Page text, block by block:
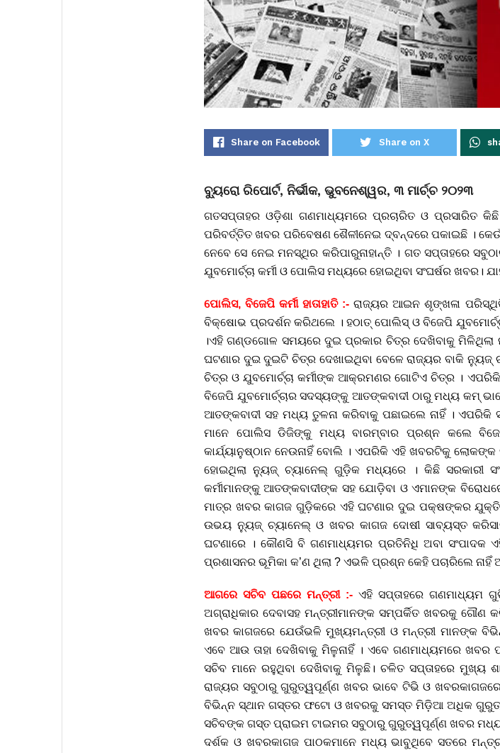
Share on Facebook Share on X
ବ୍ୟୁରୋ ରିପୋର୍ଟ, ନିର୍ଭୀକ, ଭୁବନେଶ୍ୱର, ୩ ମାର୍ଚ୍ଚ ୨୦୨୩
ଗତସପ୍ତାହର ଓଡ଼ିଶା ଗଣମାଧ୍ୟମରେ ପ୍ରଚାରିତ ଓ ପ୍ରସାରିତ
ପରିବର୍ତ୍ତିତ ଖବର ପରିବେଷଣ ଶୈଳୀନେଇ ଦ୍ବନ୍ଦରେ ପକାଇଛି ।
ନେବେ ସେ ନେଇ ମନସ୍ଥିର କରିପାରୁନାହାନ୍ତି । ଗତ ସପ୍ତାହରେ
ଯୁବମୋର୍ଚ୍ଚା କର୍ମୀ ଓ ପୋଲିସ ମଧ୍ୟରେ ହୋଇଥିବା ସଂଘର୍ଷର ଖବର।
ପୋଲିସ, ବିଜେପି କର୍ମୀ ହାତାହାତି :- ରାଜ୍ୟର ଆଇନ ଶୃଙ୍ଖଳା ପରିସ୍ଥିତି
ବିକ୍ଷୋଭ ପ୍ରଦର୍ଶନ କରିଥଲେ । ହଠାତ୍ ପୋଲିସ୍ ଓ ବିଜେପି
।ଏହି ଗଣ୍ଡଗୋଳ ସମୟରେ ଦୁଇ ପ୍ରକାର ଚିତ୍ର ଦେଖିବାକୁ
ଘଟଣାର ଦୁଇ ଦୁଇଟି ଚିତ୍ର ଦେଖାଇଥିବା ବେଳେ ରାଜ୍ୟର ବାକି
ଚିତ୍ର ଓ ଯୁବମୋର୍ଚ୍ଚା କର୍ମୀଙ୍କ ଆକ୍ରମଣର ଗୋଟିଏ ଚିତ୍ର ।
ବିଜେପି ଯୁବମୋର୍ଚ୍ଚାର ସଦସ୍ୟଙ୍କୁ ଆତଙ୍କବାଦୀ ଠାରୁ ମଧ୍ୟ କମ୍
ଆତଙ୍କବାଦୀ ସହ ମଧ୍ୟ ତୁଳନା କରିବାକୁ ପଛାଇଲେ ନାହିଁ । ଏପରିକି
ମାନେ ପୋଲିସ ଡିଜିଙ୍କୁ ମଧ୍ୟ ବାରମ୍ବାର ପ୍ରଶ୍ନ କଲେ
କାର୍ଯ୍ୟାନୁଷ୍ଠାନ ନେଉନାହିଁ ବୋଲି । ଏପରିକି ଏହି ଖବରଟିକୁ
ହୋଇଥିଲା ନ୍ୟୁଜ୍ ଚ୍ୟାନେଲ୍ ଗୁଡ଼ିକ ମଧ୍ୟରେ । କିଛି ସରକାରୀ
କର୍ମୀମାନଙ୍କୁ ଆତଙ୍କବାଦୀଙ୍କ ସହ ଯୋଡ଼ିବା ଓ ଏମାନଙ୍କ
ମାତ୍ର ଖବର କାଗଜ ଗୁଡ଼ିକରେ ଏହି ଘଟଣାର ଦୁଇ ପକ୍ଷଙ୍କର ଯୁକ୍ତି
ଉଭୟ ନ୍ୟୁଜ୍ ଚ୍ୟାନେଲ୍ ଓ ଖବର କାଗଜ ଦୋଷୀ ସାବ୍ୟସ୍ତ
ଘଟଣାରେ । କୌଣସି ବି ଗଣମାଧ୍ୟମର ପ୍ରତିନିଧି ଅବା ସଂପାଦକ
ପ୍ରଶାସନର ଭୂମିକା କ’ଣ ଥିଲା ? ଏଭଳି ପ୍ରଶ୍ନ କେହି ପଚାରିଲେ ନାହିଁ
ଆଗରେ ସଚିବ ପଛରେ ମନ୍ତ୍ରୀ :- ଏହି ସପ୍ତାହରେ ଗଣମାଧ୍ୟମ
ଅଗ୍ରାଧିକାର ଦେବାସହ ମନ୍ତ୍ରୀମାନଙ୍କ ସମ୍ପର୍କିତ ଖବରକୁ
ଖବର କାଗଜରେ ଯେଉଁଭଳି ମୁଖ୍ୟମନ୍ତ୍ରୀ ଓ ମନ୍ତ୍ରୀ ମାନଙ୍କ
ଏବେ ଆଉ ତାହା ଦେଖିବାକୁ ମିଳୁନାହିଁ । ଏବେ ଗଣମାଧ୍ୟମରେ
ସଚିବ ମାନେ ରହୁଥିବା ଦେଖିବାକୁ ମିଳୁଛି। ଚଳିତ ସପ୍ତାହରେ
ରାଜ୍ୟର ସବୁଠାରୁ ଗୁରୁତ୍ୱପୂର୍ଣ୍ଣ ଖବର ଭାବେ ଟିଭି ଓ
ବିଭିନ୍ନ ସ୍ଥାନ ଗସ୍ତର ଫଟୋ ଓ ଖବରକୁ ସମସ୍ତ ମିଡ଼ିଆ ଅଧିକ
ସଚିବଙ୍କ ଗସ୍ତ ପ୍ରାଇମ ଟାଇମର ସବୁଠାରୁ ଗୁରୁତ୍ୱପୂର୍ଣ୍ଣ ଖବର
ଦର୍ଶକ ଓ ଖବରକାଗଜ ପାଠକମାନେ ମଧ୍ୟ ଭାବୁଥିବେ ସତରେ